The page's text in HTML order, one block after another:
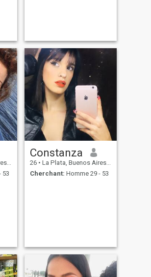
53
Constanza
26 • La Plata, Buenos Aires, Argentine
Cherchant: Homme 29 - 53